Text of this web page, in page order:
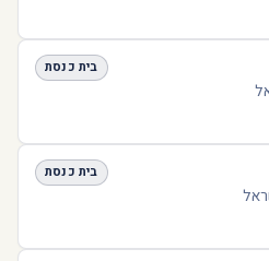
בית כנסת
בית כנסת